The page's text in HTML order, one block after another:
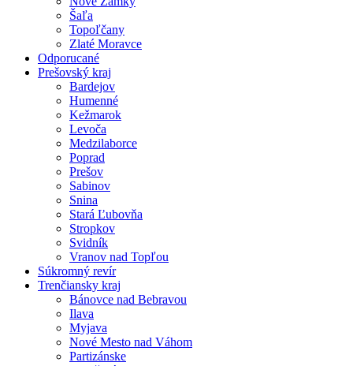
Šaľa
Topoľčany
Zlaté Moravce
Odporucané
Prešovský kraj
Bardejov
Humenné
Kežmarok
Levoča
Medzilaborce
Poprad
Prešov
Sabinov
Snina
Stará Ľubovňa
Stropkov
Svidník
Vranov nad Topľou
Súkromný revír
Trenčiansky kraj
Bánovce nad Bebravou
Ilava
Myjava
Nové Mesto nad Váhom
Partizánske